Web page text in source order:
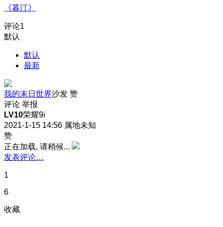
《暮汀》
评论1
默认
默认
最新
我的末日世界沙发 赞
评论 举报
LV10荣耀9i
2021-1-15 14:56 属地未知
赞
正在加载, 请稍候...
发表评论…
1
6
收藏